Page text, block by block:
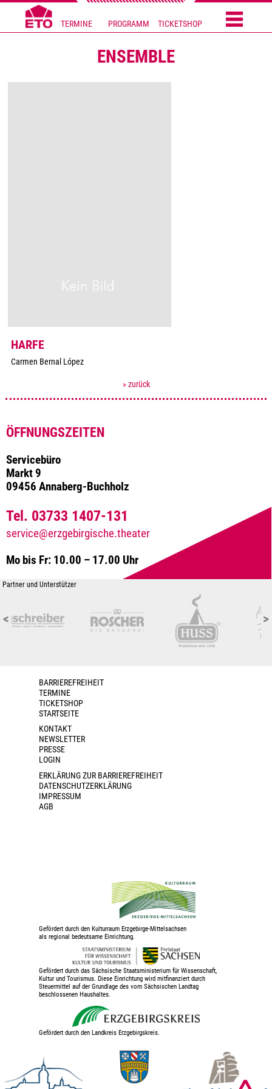
TERMINE PROGRAMM TICKETSHOP
ENSEMBLE
HARFE
Carmen Bernal López
» zurück
ÖFFNUNGSZEITEN
Servicebüro
Markt 9
09456 Annaberg-Buchholz
Tel. 03733 1407-131
service@erzgebirgische.theater
Mo bis Fr: 10.00 – 17.00 Uhr
Partner und Unterstützer
< >
BARRIEREFREIHEIT
TERMINE
TICKETSHOP
STARTSEITE
KONTAKT
NEWSLETTER
PRESSE
LOGIN
ERKLÄRUNG ZUR BARRIEREFREIHEIT
DATENSCHUTZERKLÄRUNG
IMPRESSUM
AGB
Gefördert durch den Kulturraum Erzgebirge-Mittelsachsen
als regional bedeutsame Einrichtung.
Gefördert durch das Sächsische Staatsministerium für Wissenschaft,
Kultur und Tourismus. Diese Einrichtung wird mitfinanziert durch
Steuermittel auf der Grundlage des vom Sächsischen Landtag
beschlossenen Haushaltes.
Gefördert durch den Landkreis Erzgebirgskreis.